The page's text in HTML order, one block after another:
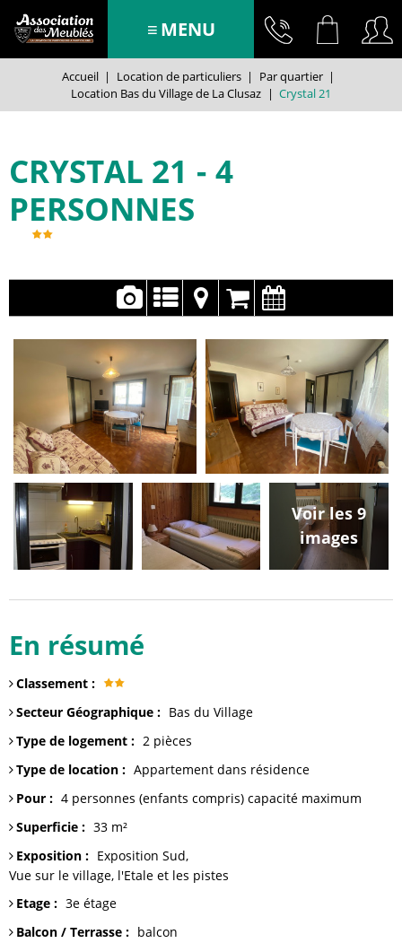
MENU
Accueil | Location de particuliers | Par quartier |
Location Bas du Village de La Clusaz | Crystal 21
CRYSTAL 21
4
PERSONNES
Voir les 9
images
En résumé
Classement :
Secteur Géographique : Bas du Village
Type de logement : 2 pièces
Type de location : Appartement dans résidence
Pour : 4 personnes (enfants compris) capacité maximum
Superficie : 33 m²
Exposition : Exposition Sud
Vue sur le village, l'Etale et les pistes
Etage : 3e étage
Balcon / Terrasse : balcon